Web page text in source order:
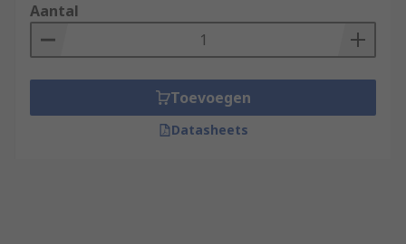
Aantal
Toevoegen
Datasheets